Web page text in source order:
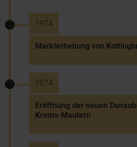
1974
Markterhebung von
1974
Eröffnung der neuen
Krems-Mautern